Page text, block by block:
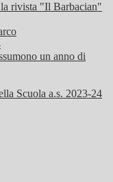
rivista "Il Barbacian"
un anno di
Scuola a.s. 2023-24